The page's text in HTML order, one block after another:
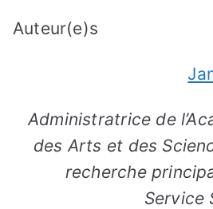
Auteur(e)s
Administratrice de
des Arts et des
recherche
Service